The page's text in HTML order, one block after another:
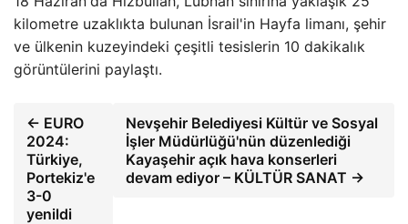
kilometre uzaklıkta bulunan İsrail'in Hayfa limanı, şehir
ve ülkenin kuzeyindeki çeşitli tesislerin 10 dakikalık
görüntülerini paylaştı.
← EURO
2024:
Türkiye,
Portekiz'e
3-0
yenildi
Nevşehir Belediyesi Kültür ve Sosyal
İşler Müdürlüğü'nün düzenlediği
Kayaşehir açık hava konserleri
devam ediyor – KÜLTÜR SANAT →